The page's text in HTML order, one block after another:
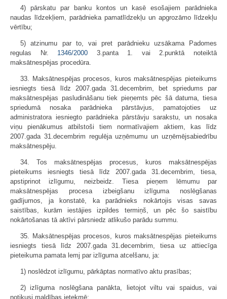
4) pārskatu par banku kontos un kasē esošajiem parādnieka
naudas līdzekļiem, parādnieka pamatlīdzekļu un apgrozāmo līdzekļu
vērtību;
5) atzinumu par to, vai pret parādnieku uzsākama Padomes
regulas Nr. 1346/2000 3.panta 1. vai 2.punktā noteiktā
maksātnespējas procedūra.
33. Maksātnespējas procesos, kuros maksātnespējas pieteikums
iesniegts tiesā līdz 2007.gada 31.decembrim, bet spriedums par
maksātnespējas pasludināšanu tiek pieņemts pēc šā datuma, tiesa
spriedumā nosaka parādnieka pārstāvjus, pamatojoties uz
administratora iesniegto parādnieka pārstāvju sarakstu, un nosaka
viņu pienākumus atbilstoši tiem normatīvajiem aktiem, kas līdz
2007.gada 31.decembrim regulēja uzņēmumu un uzņēmējsabiedrību
maksātnespēju.
34. Tos maksātnespējas procesus, kuros maksātnespējas
pieteikums iesniegts tiesā līdz 2007.gada 31.decembrim, tiesa,
apstiprinot izlīgumu, neizbeidz. Tiesa pieņem lēmumu par
maksātnespējas procesa izbeigšanu izlīguma noslēgšanas
gadījumos, ja konstatē, ka parādnieks nokārtojis visas savas
saistības, kurām iestājies izpildes termiņš, un pēc šo saistību
nokārtošanas tā aktīvi pārsniedz atlikušo parādu summu.
35. Maksātnespējas procesos, kuros maksātnespējas pieteikums
iesniegts tiesā līdz 2007.gada 31.decembrim, tiesa uz attiecīga
pieteikuma pamata lemj par izlīguma atcelšanu, ja:
1) noslēdzot izlīgumu, pārkāptas normatīvo aktu prasības;
2) izlīguma noslēgšana panākta, lietojot viltu vai spaidus, vai
notikusi maldības ietekmē;